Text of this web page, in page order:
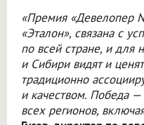
«Премия «Девелопер
«Эталон», связана с
по всей стране, и для
и Сибири видят и
традиционно
и качеством. Победа —
всех регионов,